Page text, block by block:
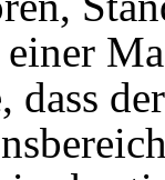
dass